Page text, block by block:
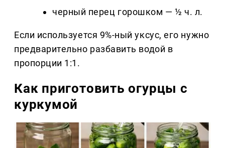
черный перец горошком — ½ ч. л.
Если используется 9%-ный уксус, его нужно
предварительно разбавить водой в
пропорции 1:1.
Как приготовить огурцы с
куркумой